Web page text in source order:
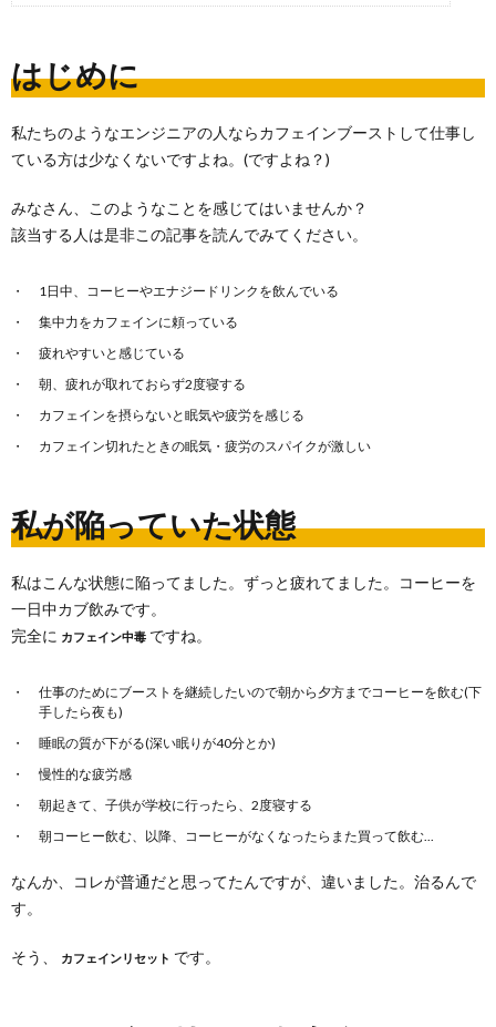
はじめに
私たちのようなエンジニアの人ならカフェインブーストして仕事し
ている方は少なくないですよね。(ですよね？)
みなさん、このようなことを感じてはいませんか？
該当する人は是非この記事を読んでみてください。
1日中、コーヒーやエナジードリンクを飲んでいる
集中力をカフェインに頼っている
疲れやすいと感じている
朝、疲れが取れておらず2度寝する
カフェインを摂らないと眠気や疲労を感じる
カフェイン切れたときの眠気・疲労のスパイクが激しい
私が陥っていた状態
私はこんな状態に陥ってました。ずっと疲れてました。コーヒーを
一日中カブ飲みです。
完全に カフェイン中毒 ですね。
仕事のためにブーストを継続したいので朝から夕方までコーヒーを飲む(下
手したら夜も)
睡眠の質が下がる(深い眠りが40分とか)
慢性的な疲労感
朝起きて、子供が学校に行ったら、2度寝する
朝コーヒー飲む、以降、コーヒーがなくなったらまた買って飲む...
なんか、コレが普通だと思ってたんですが、違いました。治るんで
す。
そう、 カフェインリセット です。